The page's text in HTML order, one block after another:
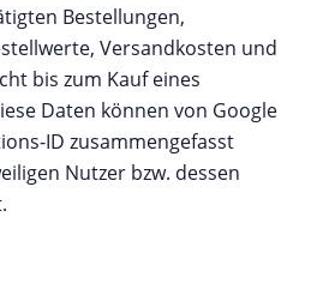
Bestellungen,
Versandkosten und
bis zum Kauf eines
Daten können von Google
ID zusammengefasst
Nutzer bzw. dessen